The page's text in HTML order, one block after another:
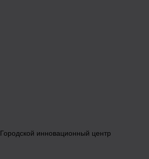
Городской инновационный центр